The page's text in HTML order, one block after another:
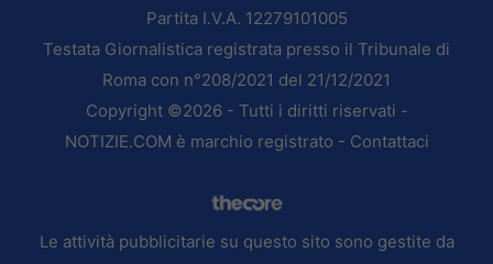
Partita I.V.A. 12279101005
Testata Giornalistica registrata presso il Tribunale di
Roma con n°208/2021 del 21/12/2021
Copyright ©2026 - Tutti i diritti riservati -
NOTIZIE.COM è marchio registrato - Contattaci
Le attività pubblicitarie su questo sito sono gestite da